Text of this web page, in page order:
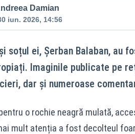
Damian
iun. 2026, 14:56
soțul ei, Șerban Balaban, au
Imaginile publicate pe
dar și numeroase
o rochie neagră mulată,
mult atenția a fost decolteul